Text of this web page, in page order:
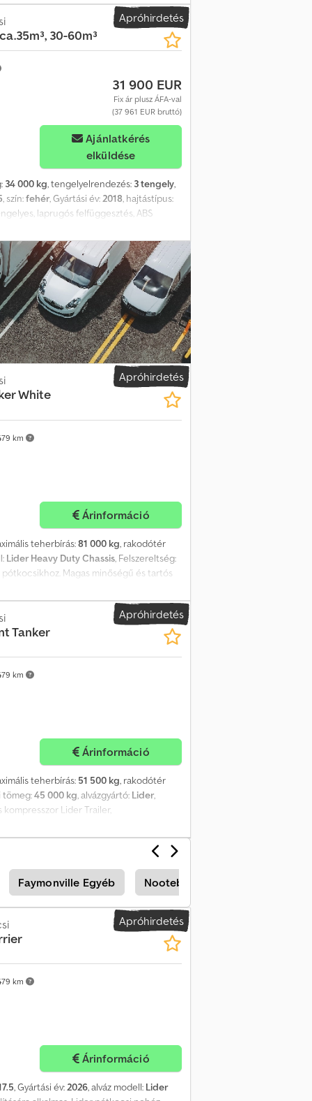
Apróhirdetés
30-60m³
31 900 EUR
Fix ár plusz ÁFA-val
(37 961 EUR bruttó)
Ajánlatkérés
elküldése
34 000 kg, tengelyelrendezés: 3 tengely,
, szín:fehér, Gyártási év:2018, hajtástípus:
laprugós felfüggesztés, ABS
kompresszorral, 380V ipari áram
Asvhhtvedtja COC-papírok elérhetők
elérhető! TARTOZÉKADATOK
Apróhirdetés
km
White
Árinformáció
teherbírás:81 000 kg, rakodótér
Lider Heavy Duty Chassis , Felszereltség:
Magas minőségű és tartós
Egyéves garancia. Cedsyq Dhfspfx
Apróhirdetés
km
Tanker
Árinformáció
teherbírás: 51 500 kg, rakodótér
tömeg:45 000 kg, alvázgyártó: Lider,
Lider Trailer,
Dhxjx Adtoa EU szabványok. EBS vagy
2026.
Faymonville Egyéb Nooteboom Mélybölcsös
Apróhirdetés
km
Árinformáció
, Gyártási év:2026, alváz modell: Lider